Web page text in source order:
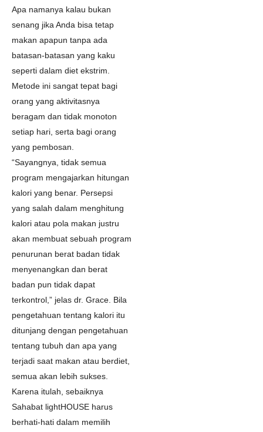
Apa namanya kalau bukan
senang jika Anda bisa tetap
makan apapun tanpa ada
batasan-batasan yang kaku
seperti dalam diet ekstrim.
Metode ini sangat tepat bagi
orang yang aktivitasnya
beragam dan tidak monoton
setiap hari, serta bagi orang
yang pembosan.
“Sayangnya, tidak semua
program mengajarkan hitungan
kalori yang benar. Persepsi
yang salah dalam menghitung
kalori atau pola makan justru
akan membuat sebuah program
penurunan berat badan tidak
menyenangkan dan berat
badan pun tidak dapat
terkontrol,” jelas dr. Grace. Bila
pengetahuan tentang kalori itu
ditunjang dengan pengetahuan
tentang tubuh dan apa yang
terjadi saat makan atau berdiet,
semua akan lebih sukses.
Karena itulah, sebaiknya
Sahabat lightHOUSE harus
berhati-hati dalam memilih